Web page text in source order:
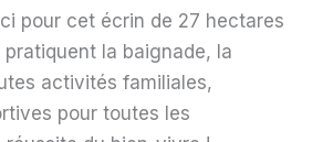
pour cet écrin de 27 hectares
la baignade, la
activités familiales,
pour toutes les